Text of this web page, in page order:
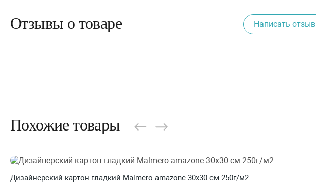
Отзывы о товаре Написать отзыв
Похожие товары
Дизайнерский картон гладкий Malmero amazone 30х30 см 250г/м2